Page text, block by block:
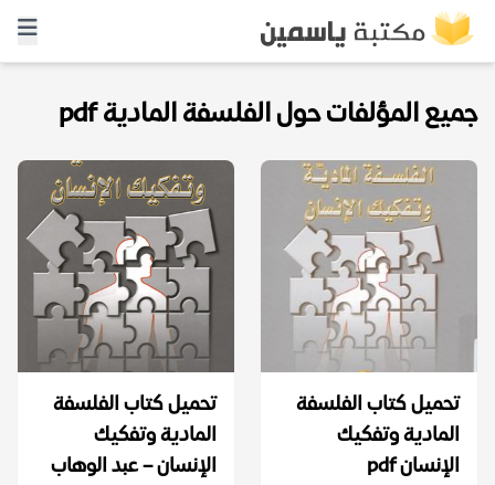
جميع المؤلفات حول الفلسفة المادية pdf
تحميل كتاب الفلسفة
المادية وتفكيك
الإنسان pdf
تحميل كتاب الفلسفة
المادية وتفكيك
الإنسان – عبد الوهاب